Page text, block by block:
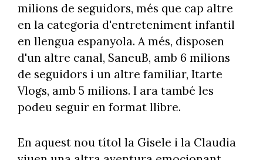
milions de seguidors, més que cap altre
en la categoria d'entreteniment infantil
en llengua espanyola. A més, disposen
d'un altre canal, SaneuB, amb 6 milions
de seguidors i un altre familiar, Itarte
Vlogs, amb 5 milions. I ara també les
podeu seguir en format llibre.
En aquest nou títol la Gisele i la Claudia